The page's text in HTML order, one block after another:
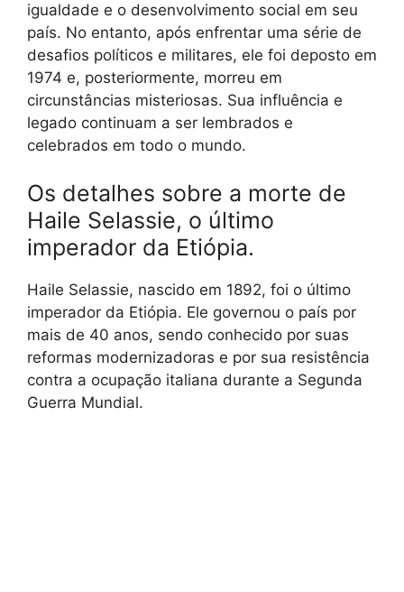
igualdade e o desenvolvimento social em seu
país. No entanto, após enfrentar uma série de
desafios políticos e militares, ele foi deposto em
1974 e, posteriormente, morreu em
circunstâncias misteriosas. Sua influência e
legado continuam a ser lembrados e
celebrados em todo o mundo.
Os detalhes sobre a morte de
Haile Selassie, o último
imperador da Etiópia.
Haile Selassie, nascido em 1892, foi o último
imperador da Etiópia. Ele governou o país por
mais de 40 anos, sendo conhecido por suas
reformas modernizadoras e por sua resistência
contra a ocupação italiana durante a Segunda
Guerra Mundial.